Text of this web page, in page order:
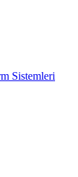
Sistemleri